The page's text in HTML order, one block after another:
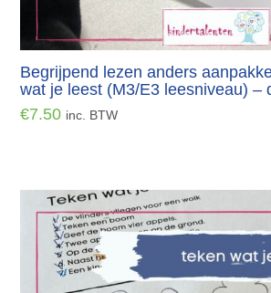
Begrijpend lezen anders
wat je leest (M3/E3 leesniveau) –
€7.50 inc. BTW